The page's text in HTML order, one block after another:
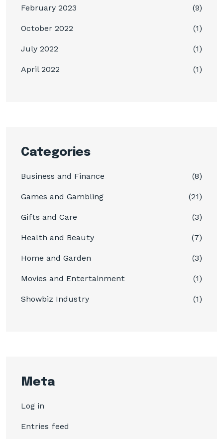
February 2023 (9)
October 2022 (1)
July 2022 (1)
April 2022 (1)
Categories
Business and Finance (8)
Games and Gambling (21)
Gifts and Care (3)
Health and Beauty (7)
Home and Garden (3)
Movies and Entertainment (1)
Showbiz Industry (1)
Meta
Log in
Entries feed